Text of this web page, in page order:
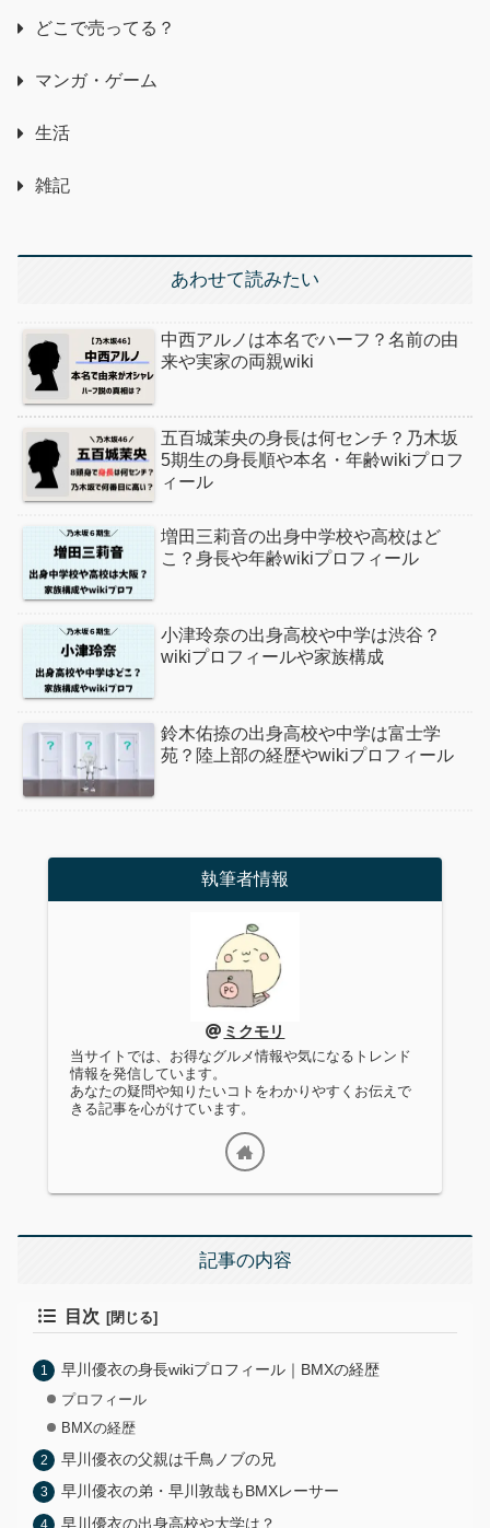
どこで売ってる？
マンガ・ゲーム
生活
雑記
あわせて読みたい
中西アルノは本名でハーフ？名前の由
来や実家の両親wiki
五百城茉央の身長は何センチ？乃木坂
5期生の身長順や本名・年齢wikiプロフ
ィール
増田三莉音の出身中学校や高校はど
こ？身長や年齢wikiプロフィール
小津玲奈の出身高校や中学は渋谷？
wikiプロフィールや家族構成
鈴木佑捺の出身高校や中学は富士学
苑？陸上部の経歴やwikiプロフィール
執筆者情報
ミクモリ
当サイトでは、お得なグルメ情報や気になるトレンド
情報を発信しています。
あなたの疑問や知りたいコトをわかりやすくお伝えで
きる記事を心がけています。
記事の内容
目次
早川優衣の身長wikiプロフィール｜BMXの経歴
プロフィール
BMXの経歴
早川優衣の父親は千鳥ノブの兄
早川優衣の弟・早川敦哉もBMXレーサー
早川優衣の出身高校や大学は？